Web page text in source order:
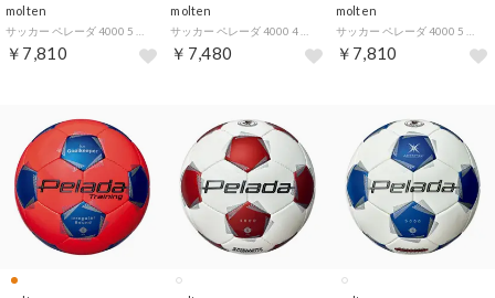
molten
￥7,810
molten
￥7,480
molten
￥7,810